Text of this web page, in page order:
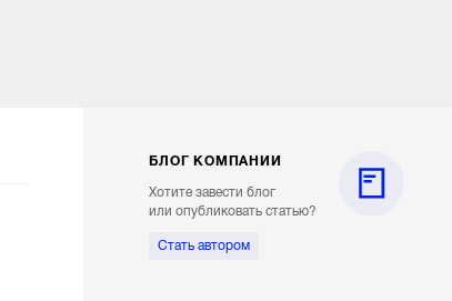
БЛОГ КОМПАНИИ
Хотите завести блог
или опубликовать статью?
Стать автором